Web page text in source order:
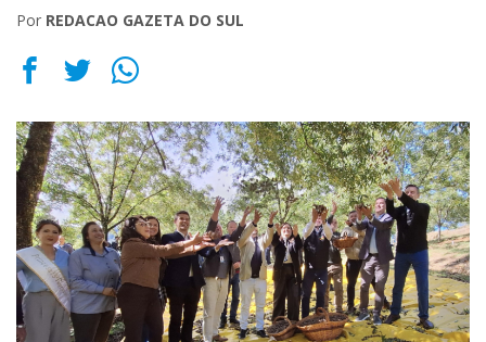
Por REDACAO GAZETA DO SUL